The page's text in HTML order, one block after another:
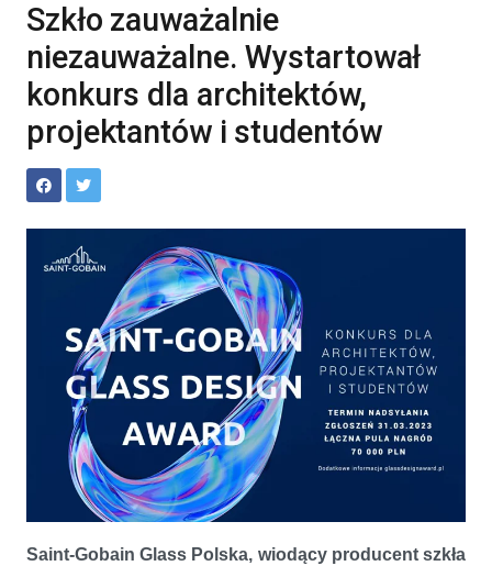
Szkło zauważalnie
niezauważalne. Wystartował
konkurs dla architektów,
projektantów i studentów
Saint-Gobain Glass Polska, wiodący producent szkła